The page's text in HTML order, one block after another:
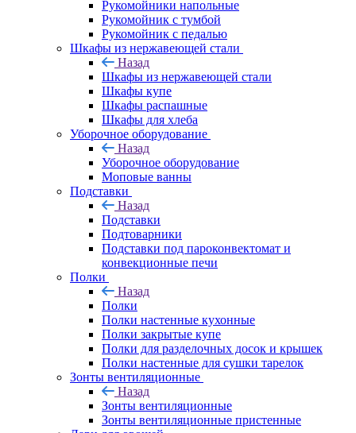
Рукомойники напольные
Рукомойник с тумбой
Рукомойник с педалью
Шкафы из нержавеющей стали
Назад
Шкафы из нержавеющей стали
Шкафы купе
Шкафы распашные
Шкафы для хлеба
Уборочное оборудование
Назад
Уборочное оборудование
Моповые ванны
Подставки
Назад
Подставки
Подтоварники
Подставки под пароконвектомат и
конвекционные печи
Полки
Назад
Полки
Полки настенные кухонные
Полки закрытые купе
Полки для разделочных досок и крышек
Полки настенные для сушки тарелок
Зонты вентиляционные
Назад
Зонты вентиляционные
Зонты вентиляционные пристенные